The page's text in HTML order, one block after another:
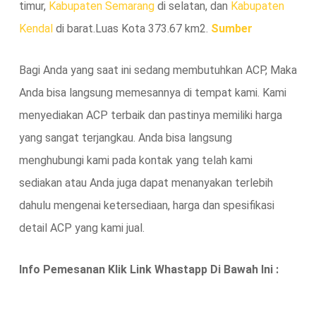
timur, Kabupaten Semarangdi selatan, dan Kabupaten
Kendaldi barat.Luas Kota 373.67 km2. Sumber
Bagi Anda yang saat ini sedang membutuhkan ACP, Maka
Anda bisa langsung memesannya di tempat kami. Kami
menyediakan ACP terbaik dan pastinya memiliki harga
yang sangat terjangkau. Anda bisa langsung
menghubungi kami pada kontak yang telah kami
sediakan atau Anda juga dapat menanyakan terlebih
dahulu mengenai ketersediaan, harga dan spesifikasi
detail ACP yang kami jual.
Info Pemesanan Klik Link Whastapp Di Bawah Ini :